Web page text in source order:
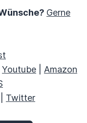
Gerne
Youtube
Amazon
Twitter